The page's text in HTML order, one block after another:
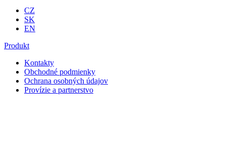
CZ
SK
EN
Produkt
Kontakty
Obchodné podmienky
Ochrana osobných údajov
Provízie a partnerstvo